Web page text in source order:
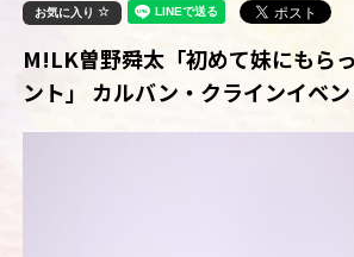
お気に入り
M!LK曽野舜太「初めて妹にもら
ント」 カルバン・クラインイベン